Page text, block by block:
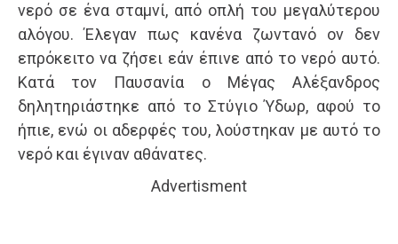
νερό σε ένα σταμνί, από οπλή του μεγαλύτερου
αλόγου. Έλεγαν πως κανένα ζωντανό ον δεν
επρόκειτο να ζήσει εάν έπινε από το νερό αυτό.
Κατά τον Παυσανία ο Μέγας Αλέξανδρος
δηλητηριάστηκε από το Στύγιο Ύδωρ, αφού το
ήπιε, ενώ οι αδερφές του, λούστηκαν με αυτό το
νερό και έγιναν αθάνατες.
Advertisment